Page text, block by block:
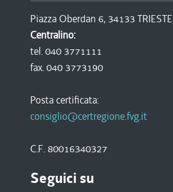
Piazza Oberdan 6, 34133 TRIESTE
Centralino:
tel. 040 3771111
fax. 040 3773190
Posta certificata:
consiglio@certregione.fvg.it
C.F. 80016340327
Seguici su